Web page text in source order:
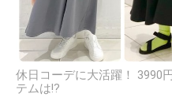
休日コーデに大活躍！ 3990
テムは!?